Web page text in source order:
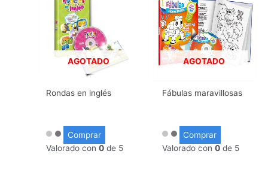
AGOTADO
Rondas en inglés
Comprar
Valorado con0 de 5
AGOTADO
Fábulas maravillosas
Comprar
Valorado con 0de 5